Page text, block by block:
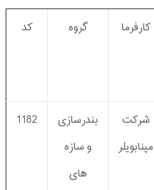
کارفرما گروه کد
شرکت
مپنابویلر
بندرسازی
و سازه
های
1182